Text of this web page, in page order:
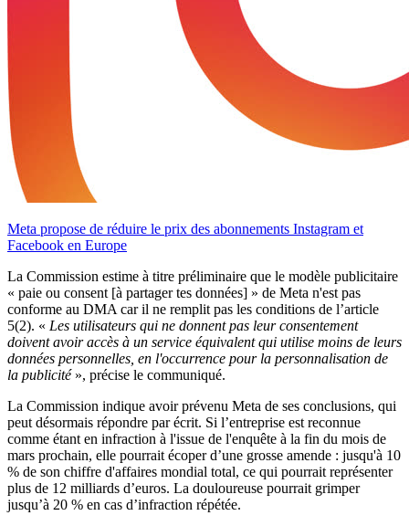
Meta propose de réduire le prix des abonnements Instagram et
Facebook en Europe
La Commission estime à titre préliminaire que le modèle publicitaire
« paie ou consent [à partager tes données] » de Meta n'est pas
conforme au DMA car il ne remplit pas les conditions de l’article
5(2). « Les utilisateurs qui ne donnent pas leur consentement
doivent avoir accès à un service équivalent qui utilise moins de leurs
données personnelles, en l'occurrence pour la personnalisation de
la publicité», précise le communiqué.
La Commission indique avoir prévenu Meta de ses conclusions, qui
peut désormais répondre par écrit. Si l’entreprise est reconnue
comme étant en infraction à l'issue de l'enquête à la fin du mois de
mars prochain, elle pourrait écoper d’une grosse amende : jusqu'à 10
% de son chiffre d'affaires mondial total, ce qui pourrait représenter
plus de 12 milliards d’euros. La douloureuse pourrait grimper
jusqu’à 20 % en cas d’infraction répétée.